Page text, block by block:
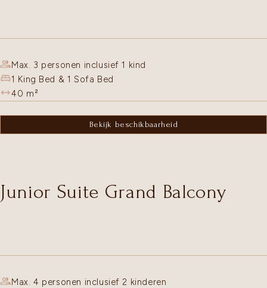
Max. 3 personen inclusief 1 kind
1 King Bed & 1 Sofa Bed
40 m²
Bekijk beschikbaarheid
Junior Suite Grand Balcony
Max. 4 personen inclusief 2 kinderen